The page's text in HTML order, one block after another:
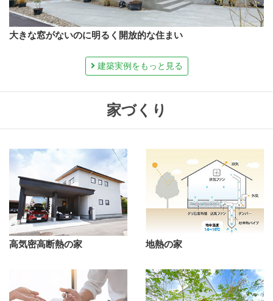
大きな窓がないのに明るく開放的な住まい
建築実例をもっと見る
家づくり
高気密高断熱の家 地熱の家